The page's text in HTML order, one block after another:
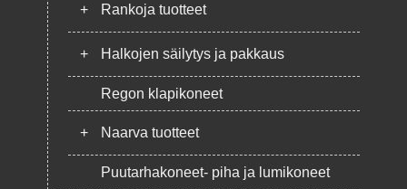
+ Rankoja tuotteet
+ Halkojen säilytys ja pakkaus
Regon klapikoneet
+ Naarva tuotteet
Puutarhakoneet- piha ja lumikoneet